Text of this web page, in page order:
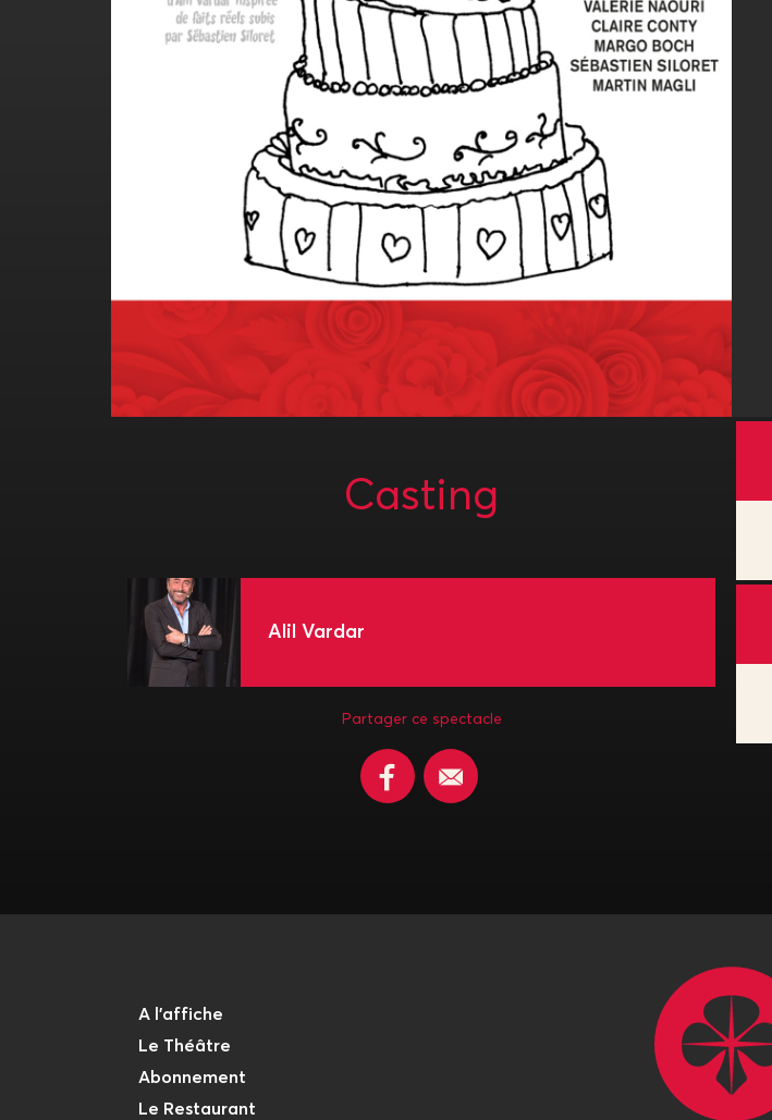
Casting
Alil Vardar
Partager ce spectacle
A l'affiche
Le Théâtre
Abonnement
Le Restaurant